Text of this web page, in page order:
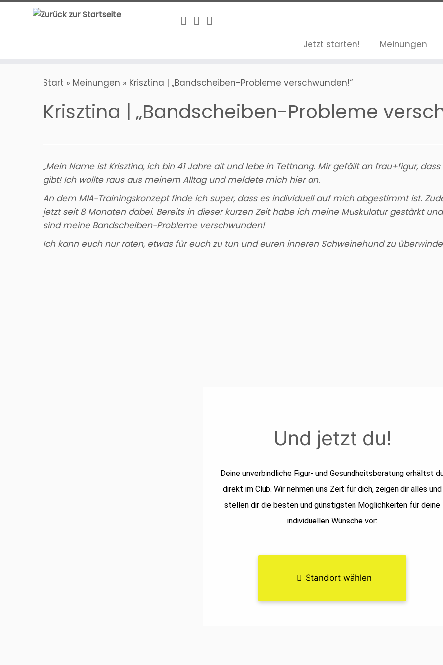
Zum
Jetzt starten!
Meinungen
Start » Meinungen » Krisztina | „Bandscheiben-Probleme verschwunden!“
Krisztina | „Bandscheiben-Probleme
„Mein Name ist Krisztina, ich bin 41 Jahre alt und lebe in Tettnang. Mir gefällt an frau+figur,
gibt! Ich wollte raus aus meinem Alltag und meldete mich hier an.
An dem MIA-Trainingskonzept finde ich super, dass es individuell auf mich abgestimmt ist.
jetzt seit 8 Monaten dabei. Bereits in dieser kurzen Zeit habe ich meine Muskulatur gestärkt
sind meine Bandscheiben-Probleme verschwunden!
Ich kann euch nur raten, etwas für euch zu tun und euren inneren Schweinehund zu
Und jetzt du!
Deine unverbindliche Figur- und Gesundheitsberatung erhältst
direkt im Club. Wir nehmen uns Zeit für dich, zeigen dir alles und
stellen dir die besten und günstigsten Möglichkeiten für deine
individuellen Wünsche vor:
Standort wählen